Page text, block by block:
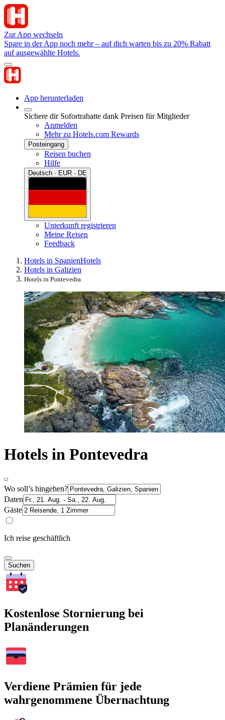
Zur App wechseln
Spare in der App noch mehr – auf dich warten bis zu 20% Rabatt
auf ausgewählte Hotels.
App herunterladen
Sichere dir Sofortrabatte dank Preisen für Mitglieder
Anmelden
Mehr zu Hotels.com Rewards
Posteingang
Reisen buchen
Hilfe
Deutsch · EUR · DE
Unterkunft registrieren
Meine Reisen
Feedback
Hotels in SpanienHotels
Hotels in Galizien
Hotels in Pontevedra
Hotels in Pontevedra
Wo soll’s hingehen?
Daten
Gäste
Ich reise geschäftlich
Suchen
Kostenlose Stornierung bei
Planänderungen
Verdiene Prämien für jede
wahrgenommene Übernachtung